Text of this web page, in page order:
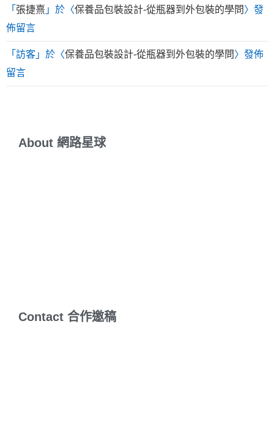
「 張捷熹 」於〈保養品包裝設計-從瓶器到外包裝的學問〉發
佈留言
「 訪客 」於〈保養品包裝設計-從瓶器到外包裝的學問〉發佈
留言
About 網路星球
Contact 合作邀稿